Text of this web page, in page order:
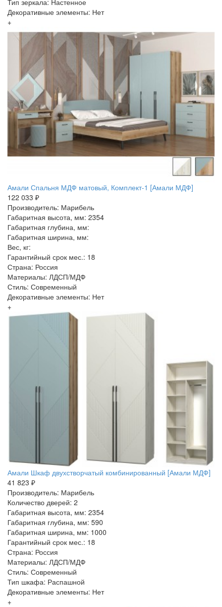
Декоративные элементы: Нет
+
Амали Спальня МДФ матовый, Комплект-1 [Амали МДФ]
122 033 ₽
Производитель: Марибель
Габаритная высота, мм: 2354
Габаритная глубина, мм:
Габаритная ширина, мм:
Вес, кг:
Гарантийный срок мес.: 18
Страна: Россия
Материалы: ЛДСП/МДФ
Стиль: Современный
Декоративные элементы: Нет
+
Амали Шкаф двухстворчатый комбинированный [Амали МДФ]
41 823 ₽
Производитель: Марибель
Количество дверей: 2
Габаритная высота, мм: 2354
Габаритная глубина, мм: 590
Габаритная ширина, мм: 1000
Гарантийный срок мес.: 18
Страна: Россия
Материалы: ЛДСП/МДФ
Стиль: Современный
Тип шкафа: Распашной
Декоративные элементы: Нет
+